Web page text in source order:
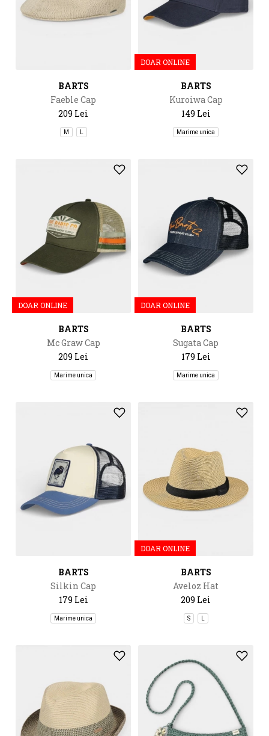
BARTS
Faeble Cap
209 Lei
M
DOAR ONLINE
BARTS
Kuroiwa Cap
149 Lei
Marime unica
DOAR ONLINE
BARTS
Mc Graw Cap
209 Lei
Marime unica
DOAR ONLINE
BARTS
Sugata Cap
179 Lei
Marime unica
BARTS
Silkin Cap
179 Lei
Marime unica
DOAR ONLINE
BARTS
Aveloz Hat
209 Lei
S